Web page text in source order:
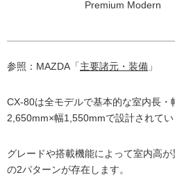
Premium Modern
参照：MAZDA「主要諸元・装備 」
CX-80は全モデルで基本的な室内長・
2,650mm×幅1,550mmで設計されてい
グレードや搭載機能によって室内高
の2パターンが存在します。